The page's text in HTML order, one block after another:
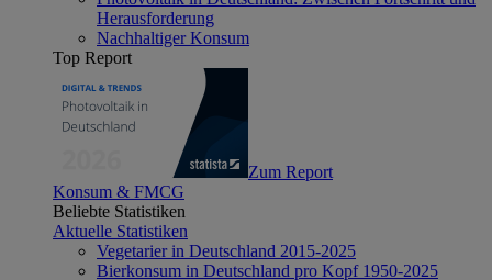
Herausforderung
Nachhaltiger Konsum
Top Report
Zum Report
Konsum & FMCG
Beliebte Statistiken
Aktuelle Statistiken
Vegetarier in Deutschland 2015-2025
Bierkonsum in Deutschland pro Kopf 1950-2025